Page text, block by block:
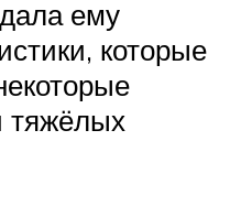
ему
которые
тяжёлых